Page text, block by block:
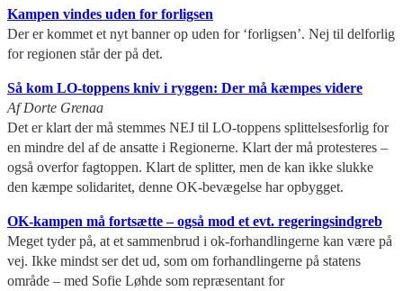
Kampen vindes uden for forligsen
Der er kommet et nyt banner op uden for ‘forligsen’. Nej til delforlig
for regionen står der på det.
Så kom LO-toppens kniv i ryggen: Der må kæmpes videre
Af Dorte Grenaa
Det er klart der må stemmes NEJ til LO-toppens splittelsesforlig for
en mindre del af de ansatte i Regionerne. Klart der må protesteres –
også overfor fagtoppen. Klart de splitter, men de kan ikke slukke
den kæmpe solidaritet, denne OK-bevægelse har opbygget.
OK-kampen må fortsætte – også mod et evt. regeringsindgreb
Meget tyder på, at et sammenbrud i ok-forhandlingerne kan være på
vej. Ikke mindst ser det ud, som om forhandlingerne på statens
område – med Sofie Løhde som repræsentant for